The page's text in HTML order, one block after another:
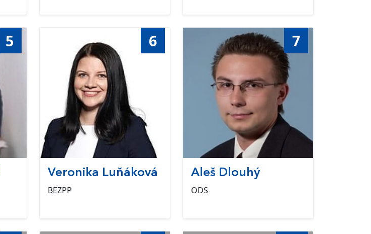
5 6
Veronika Luňáková
BEZPP
7
Aleš Dlouhý
ODS